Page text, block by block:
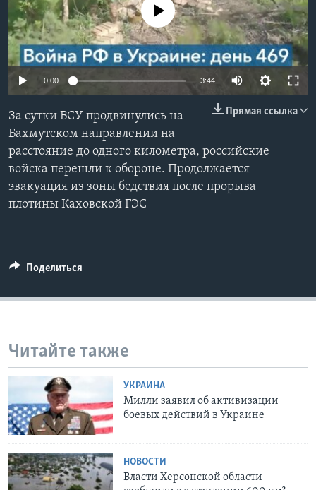
Learning English
СОЦИАЛЬНЫЕ СЕТИ
Языки
No media source currently available
0:00 3:44
Прямая ссылка
За сутки ВСУ продвинулись на
Бахмутском направлении на
расстояние до одного километра, российские
войска перешли к обороне. Продолжается
эвакуация из зоны бедствия после прорыва
плотины Каховской ГЭС
Поделиться
Читайте также
УКРАИНА
Милли заявил об активизации
боевых действий в Украине
НОВОСТИ
Власти Херсонской области